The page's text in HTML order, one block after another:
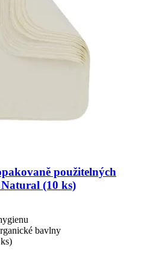
použitelných
(10 ks)
bavlny